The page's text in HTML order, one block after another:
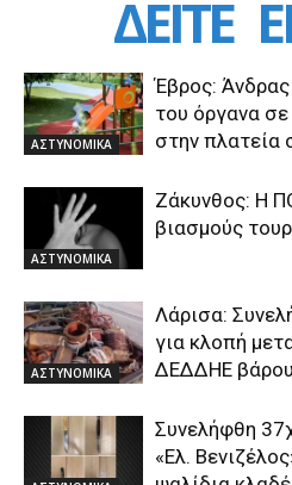
ΔΕΙΤΕ
ΑΣΤΥΝΟΜΙΚΑ
Έβρος: Άνδρας
του όργανα
στην πλατεία
ΑΣΤΥΝΟΜΙΚΑ
Ζάκυνθος: Η
βιασμούς
ΑΣΤΥΝΟΜΙΚΑ
Λάρισα:
για κλοπή
ΔΕΔΔΗΕ
Συνελήφθη
«Ελ.